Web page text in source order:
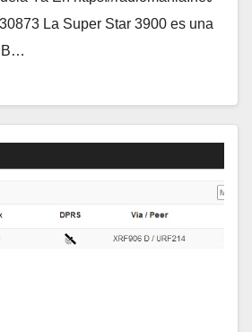
La Super Star 3900 es una